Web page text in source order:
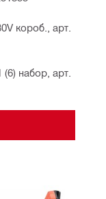
короб., арт.
набор, арт.